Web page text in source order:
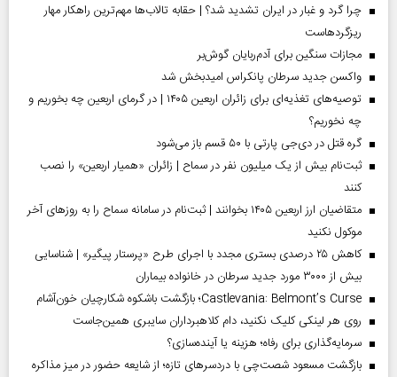
چرا گرد و غبار در ایران تشدید شد؟ | حقابه تالاب‌ها مهم‌ترین راهکار مهار
ریزگردهاست
مجازات سنگین برای آدم‌ربایان گوش‌بر
واکسن جدید سرطان پانکراس امیدبخش شد
توصیه‌های تغذیه‌ای برای زائران اربعین ۱۴۰۵ | در گرمای اربعین چه بخوریم و
چه نخوریم؟
گره قتل در دی‌جی پارتی با ۵۰ قسم باز می‌شود
ثبت‌نام بیش از یک میلیون نفر در سماح | زائران «همیار اربعین» را نصب
کنند
متقاضیان ارز اربعین ۱۴۰۵ بخوانند | ثبت‌نام در سامانه سماح را به روز‌های آخر
موکول نکنید
کاهش ۲۵ درصدی بستری مجدد با اجرای طرح «پرستار پیگیر» | شناسایی
بیش از ۳۰۰۰ مورد جدید سرطان در خانواده بیماران
Castlevania: Belmont’s Curse؛ بازگشت باشکوه شکارچیان خون‌آشام
روی هر لینکی کلیک نکنید، دام کلاهبرداران سایبری همین‌جاست
سرمایه‌گذاری برای رفاه؛ هزینه یا آینده‌سازی؟
بازگشت مسعود شصت‌چی با دردسر‌های تازه؛ از شایعه حضور در میز مذاکره